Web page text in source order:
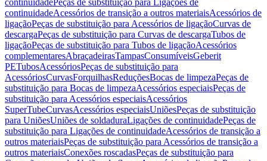
continuidadePeças de substituição para Ligações de
continuidadeAcessórios de transição a outros materiaisAcessórios de
ligaçãoPeças de substituição para Acessórios de ligaçãoCurvas de
descargaPeças de substituição para Curvas de descargaTubos de
ligaçãoPeças de substituição para Tubos de ligaçãoAcessórios
complementaresAbraçadeirasTampasConsumíveisGeberit
PETubosAcessóriosPeças de substituição para
AcessóriosCurvasForquilhasReduçõesBocas de limpezaPeças de
substituição para Bocas de limpezaAcessórios especiaisPeças de
substituição para Acessórios especiaisAcessórios
SuperTubeCurvasAcessórios especiaisUniõesPeças de substituição
para UniõesUniões de soldaduraLigações de continuidadePeças de
substituição para Ligações de continuidadeAcessórios de transição a
outros materiaisPeças de substituição para Acessórios de transição a
outros materiaisConexões roscadasPeças de substituição para